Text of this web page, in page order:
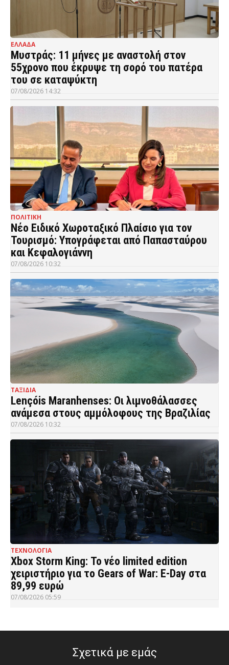
ΕΛΛΑΔΑ
Μυστράς: 11 μήνες με αναστολή στον
55χρονο που έκρυψε τη σορό του πατέρα
του σε καταψύκτη
07/08/2026 14:32
ΠΟΛΙΤΙΚΗ
Νέο Ειδικό Χωροταξικό Πλαίσιο για τον
Τουρισμό: Υπογράφεται από Παπασταύρου
και Κεφαλογιάννη
07/08/2026 10:32
ΤΑΞΙΔΙΑ
Lençóis Maranhenses: Οι λιμνοθάλασσες
ανάμεσα στους αμμόλοφους της Βραζιλίας
07/08/2026 10:32
ΤΕΧΝΟΛΟΓΙΑ
Xbox Storm King: Το νέο limited edition
χειριστήριο για το Gears of War: E-Day στα
89,99 ευρώ
07/08/2026 05:59
Σχετικά με εμάς